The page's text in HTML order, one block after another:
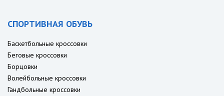
СПОРТИВНАЯ ОБУВЬ
Баскетбольные кроссовки
Беговые кроссовки
Борцовки
Волейбольные кроссовки
Гандбольные кроссовки